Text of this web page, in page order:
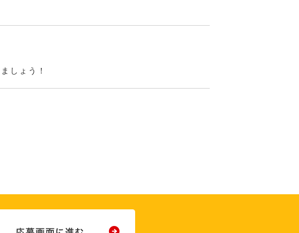
しょう！